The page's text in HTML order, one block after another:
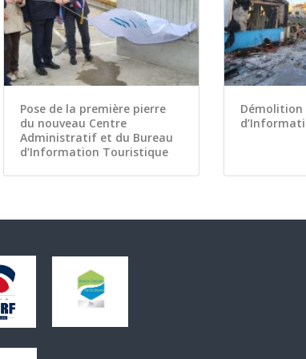
Pose de la première pierre
du nouveau Centre
Administratif et du Bureau
d’Information Touristique
Démolition